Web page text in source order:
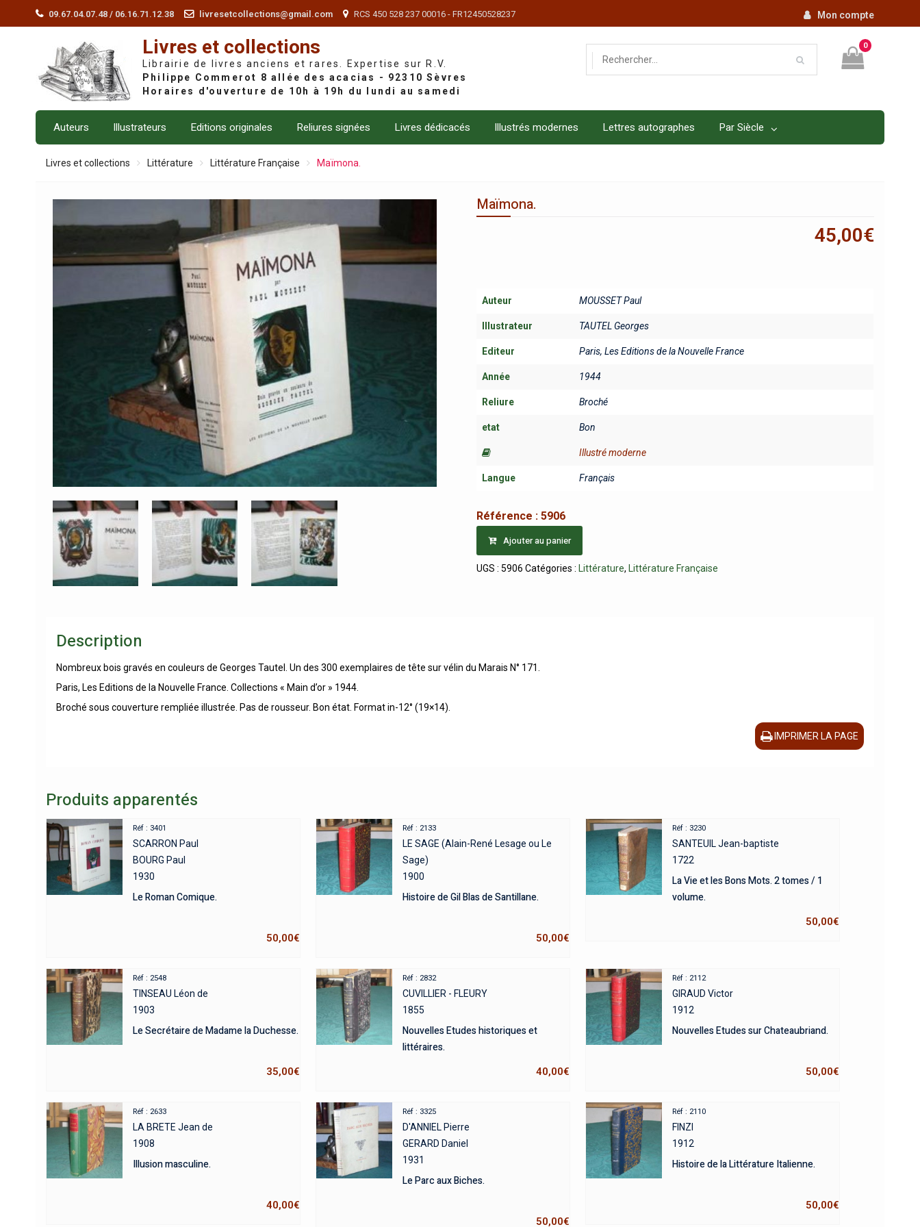
09.67.04.07.48 / 06.16.71.12.38 livresetcollections@gmail.com RCS 450 528 237 00016 - FR12450528237 Mon compte
Livres et collections
Librairie de livres anciens et rares. Expertise sur R.V.
0
Auteurs Illustrateurs Editions originales Reliures signées Livres dédicacés Illustrés modernes Lettres autographes Par Siècle
Livres et collections Littérature Littérature Française Maïmona.
Maïmona.
45,00€
Auteur MOUSSET Paul
Illustrateur TAUTEL Georges
Editeur Paris, Les Editions de la Nouvelle France
Année 1944
Reliure Broché
etat Bon
Illustré moderne
Langue Français
Référence :5906
Ajouter au panier
UGS :5906 Catégories : Littérature, Littérature Française
Description
Nombreux bois gravés en couleurs de Georges Tautel. Un des 300 exemplaires de tête sur vélin du Marais N° 171.
Paris, Les Editions de la Nouvelle France. Collections « Main d’or » 1944.
Broché sous couverture rempliée illustrée. Pas de rousseur. Bon état. Format in-12° (19×14).
IMPRIMER LA PAGE
Produits apparentés
Réf : 3401
SCARRON Paul
BOURG Paul
1930
Le Roman Comique.
50,00€
Réf : 2133
LE SAGE (Alain-René Lesage ou Le
Sage)
1900
Histoire de Gil Blas de Santillane.
50,00€
Réf : 3230
SANTEUIL Jean-baptiste
1722
La Vie et les Bons Mots. 2 tomes / 1
volume.
50,00€
Réf : 2548
TINSEAU Léon de
1903
Le Secrétaire de Madame la Duchesse.
35,00€
Réf : 2832
CUVILLIER - FLEURY
1855
Nouvelles Etudes historiques et
littéraires.
40,00€
Réf : 2112
GIRAUD Victor
1912
Nouvelles Etudes sur Chateaubriand.
50,00€
Réf : 2633
LA BRETE Jean de
1908
Illusion masculine.
40,00€
Réf : 3325
D'ANNIEL Pierre
GERARD Daniel
1931
Le Parc aux Biches.
50,00€
Réf : 2110
FINZI
1912
Histoire de la Littérature Italienne.
50,00€